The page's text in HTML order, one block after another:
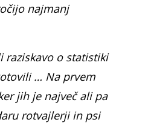
najmanj
raziskavo o statistiki
… Na prvem
jih je največ ali pa
rotvajlerji in psi